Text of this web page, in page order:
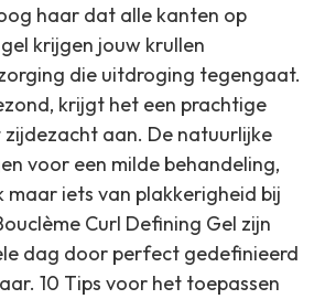
haar dat alle kanten op
krijgen jouw krullen
die uitdroging tegengaat.
krijgt het een prachtige
aan. De natuurlijke
voor een milde behandeling,
iets van plakkerigheid bij
Curl Defining Gel zijn
dag door perfect gedefinieerd
10 Tips voor het toepassen